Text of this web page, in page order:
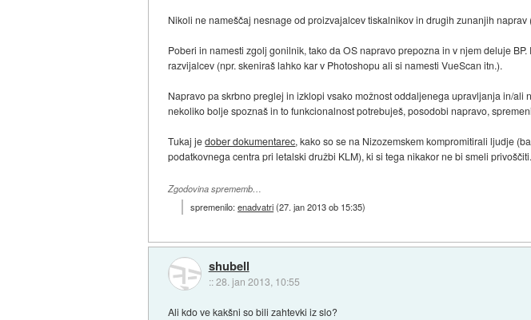
Nikoli ne nameščaj nesnage od proizvajalcev tiskalnikov in drugih zunanjih naprav
Poberi in namesti zgolj gonilnik, tako da OS napravo prepozna in v njem deluje
razvijalcev (npr. skeniraš lahko kar v Photoshopu ali si namesti VueScan itn.).
Napravo pa skrbno preglej in izklopi vsako možnost oddaljenega upravljanja in/
nekoliko bolje spoznaš in to funkcionalnost potrebuješ, posodobi napravo,
Tukaj jedober dokumentarec, kako so se na Nizozemskem kompromitirali ljudje
podatkovnega centra pri letalski družbi KLM), ki si tega nikakor ne bi smeli privoščiti.
Zgodovina sprememb…
spremenilo:enadvatri(27. jan 2013 ob 15:35)
shubell
::28. jan 2013, 10:55
Ali kdo ve kakšni so bili zahtevki iz slo?